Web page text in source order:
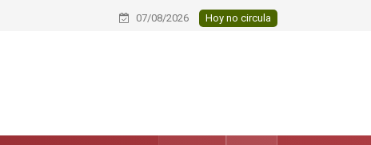
En Puebla, trabajador de San
07/08/2026 Hoy no circula